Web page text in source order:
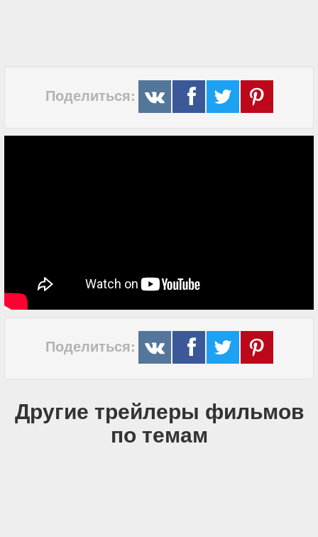
Поделиться:
Поделиться:
Другие трейлеры фильмов
по темам